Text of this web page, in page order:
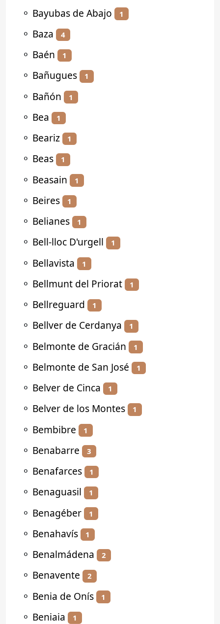
⚬ Bayubas de Abajo 1
⚬ Baza 4
⚬ Baén 1
⚬ Bañugues 1
⚬ Bañón 1
⚬ Bea 1
⚬ Beariz 1
⚬ Beas 1
⚬ Beasain 1
⚬ Beires 1
⚬ Belianes 1
⚬ Bell-lloc D'urgell 1
⚬ Bellavista 1
⚬ Bellmunt del Priorat 1
⚬ Bellreguard 1
⚬ Bellver de Cerdanya 1
⚬ Belmonte de Gracián 1
⚬ Belmonte de San José 1
⚬ Belver de Cinca 1
⚬ Belver de los Montes 1
⚬ Bembibre 1
⚬ Benabarre 3
⚬ Benafarces 1
⚬ Benaguasil 1
⚬ Benagéber 1
⚬ Benahavís 1
⚬ Benalmádena 2
⚬ Benavente 2
⚬ Benia de Onís 1
⚬ Beniaia 1